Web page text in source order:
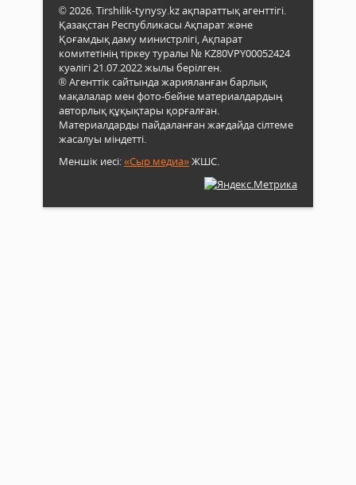
© 2026. Tirshilik-tynysy.kz ақпараттық агенттігі.
Қазақстан Республикасы Ақпарат және
Қоғамдық даму министрлігі, Ақпарат
комитетінің тіркеу туралы № KZ80VPY00052424
куәлігі 21.07.2022 жылы берілген.
® Агенттік сайтында жарияланған барлық
мақалалар мен фото-бейне материалдардың
авторлық құқықтары қорғалған.
Материалдарды пайдаланған жағдайда сілтеме
жасалуы міндетті.
Меншік иесі:«Сыр медиа»ЖШС.